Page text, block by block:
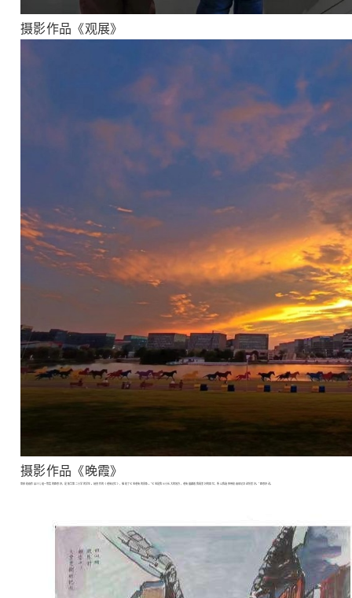
摄影作品《观展》
摄影作品《晚霞》
荣获绘画作品少儿组一等奖的欧思妤，是航华第二小学的学生。她创作的《老街记忆》，描绘了七宝老街的景象。“七宝是我从小长大的地方，老街蕴藏着我最美好的回忆，所以我选择用绘画来记录这份美好。”欧思妤说。